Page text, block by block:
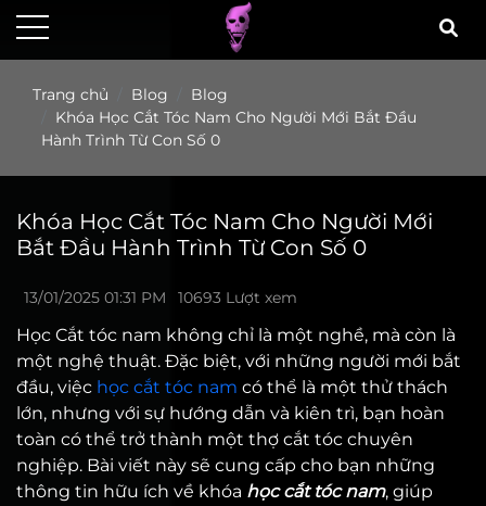
Trang chủ Blog
Blog
Khóa Học Cắt Tóc Nam Cho Người Mới Bắt Đầu
Hành Trình Từ Con Số 0
Khóa Học Cắt Tóc Nam Cho Người Mới
Bắt Đầu Hành Trình Từ Con Số 0
13/01/2025 01:31 PM 10693 Lượt xem
Học Cắt tóc nam không chỉ là một nghề, mà còn là
một nghệ thuật. Đặc biệt, với những người mới bắt
đầu, việc học cắt tóc nam có thể là một thử thách
lớn, nhưng với sự hướng dẫn và kiên trì, bạn hoàn
toàn có thể trở thành một thợ cắt tóc chuyên
nghiệp. Bài viết này sẽ cung cấp cho bạn những
thông tin hữu ích về khóa học cắt tóc nam, giúp